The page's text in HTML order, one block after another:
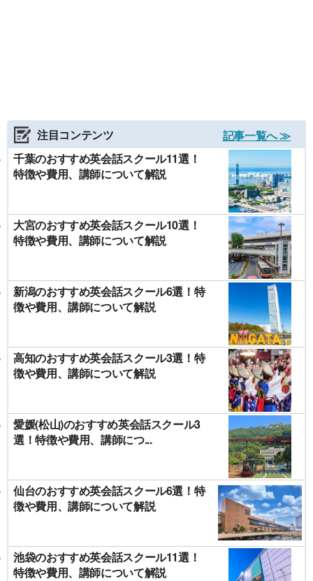
注目コンテンツ
記事一覧へ ≫
千葉のおすすめ英会話スクール11選！
特徴や費用、講師について解説
大宮のおすすめ英会話スクール10選！
特徴や費用、講師について解説
新潟のおすすめ英会話スクール6選！特
徴や費用、講師について解説
高知のおすすめ英会話スクール3選！特
徴や費用、講師について解説
愛媛(松山)のおすすめ英会話スクール3
選！特徴や費用、講師につ...
仙台のおすすめ英会話スクール6選！特
徴や費用、講師について解説
池袋のおすすめ英会話スクール11選！
特徴や費用、講師について解説